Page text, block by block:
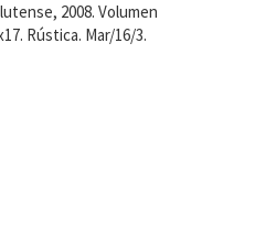
2008. Volumen
Rústica. Mar/16/3.